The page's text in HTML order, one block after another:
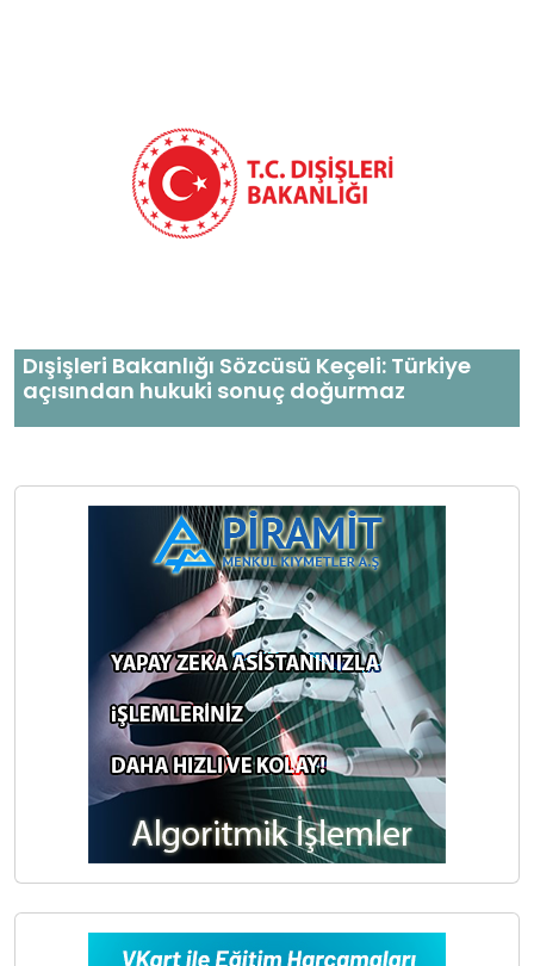
Dışişleri Bakanlığı Sözcüsü Keçeli: Türkiye
açısından hukuki sonuç doğurmaz